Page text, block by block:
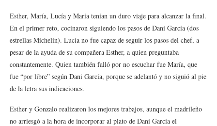
Esther, María, Lucía y María tenían un duro viaje para alcanzar la final.
En el primer reto, cocinaron siguiendo los pasos de Dani García (dos
estrellas Michelin). Lucía no fue capaz de seguir los pasos del chef, a
pesar de la ayuda de su compañera Esther, a quien preguntaba
constantemente. Quien también falló por no escuchar fue María, que
fue “por libre” según Dani García, porque se adelantó y no siguió al pie
de la letra sus indicaciones.
Esther y Gonzalo realizaron los mejores trabajos, aunque el madrileño
no arriesgó a la hora de incorporar al plato de Dani García el